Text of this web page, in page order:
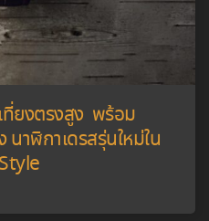
ที่ยงตรงสูง พร้อม
าฬิกาเดรสรุ่นใหม่ใน